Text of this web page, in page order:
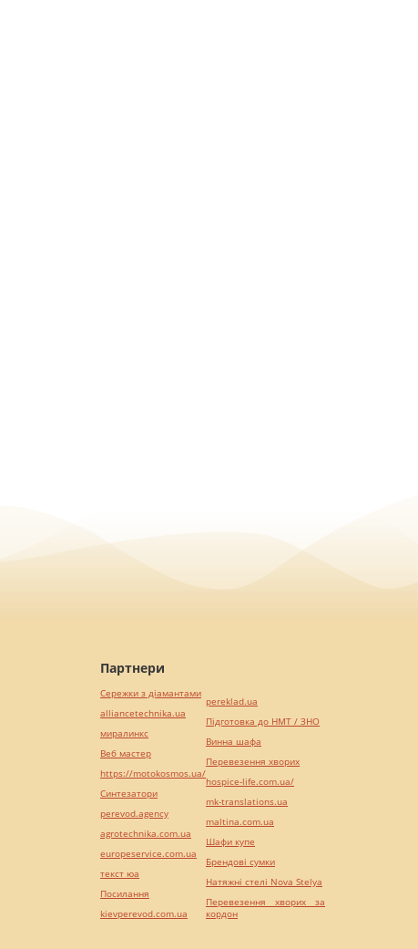
Партнери
Сережки з діамантами
alliancetechnika.ua
миралинкс
Веб мастер
https://motokosmos.ua/
Синтезатори
perevod.agency
agrotechnika.com.ua
europeservice.com.ua
текст юа
Посилання
kievperevod.com.ua
pereklad.ua
Підготовка до НМТ / ЗНО
Винна шафа
Перевезення хворих
hospice-life.com.ua/
mk-translations.ua
maltina.com.ua
Шафи купе
Брендові сумки
Натяжні стелі Nova Stelya
Перевезення хворих за
кордон